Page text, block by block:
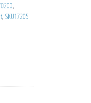
,
, SKU17205